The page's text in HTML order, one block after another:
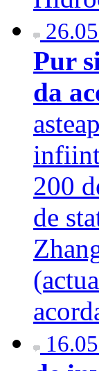
Pur
da
200
de